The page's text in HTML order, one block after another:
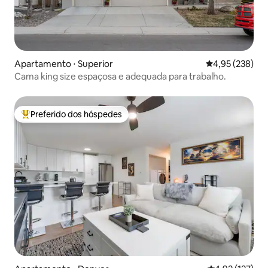
Apartamento ⋅ Superior 4,95 de uma
4,95 (238)
Cama king size espaçosa e adequada para trabalho.
Entre os melhores preferidos dos hóspedes
Preferido dos hóspedes